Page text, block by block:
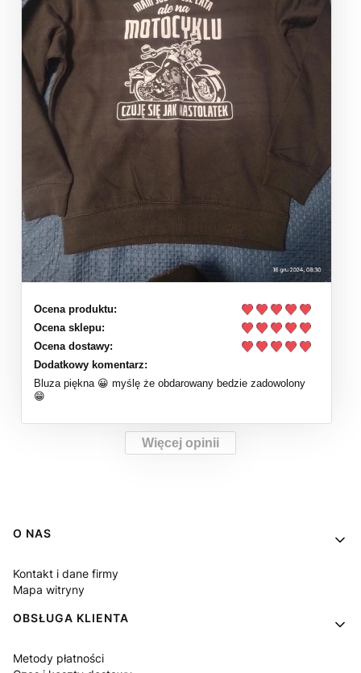
Ocena produktu:
Ocena sklepu:
Ocena dostawy:
Dodatkowy komentarz:
Bluza piękna 😀 myślę że obdarowany bedzie zadowolony
😁
Więcej opinii
Linki w stopce
O NAS
Kontakt i dane firmy
Mapa witryny
OBSŁUGA KLIENTA
Metody płatności